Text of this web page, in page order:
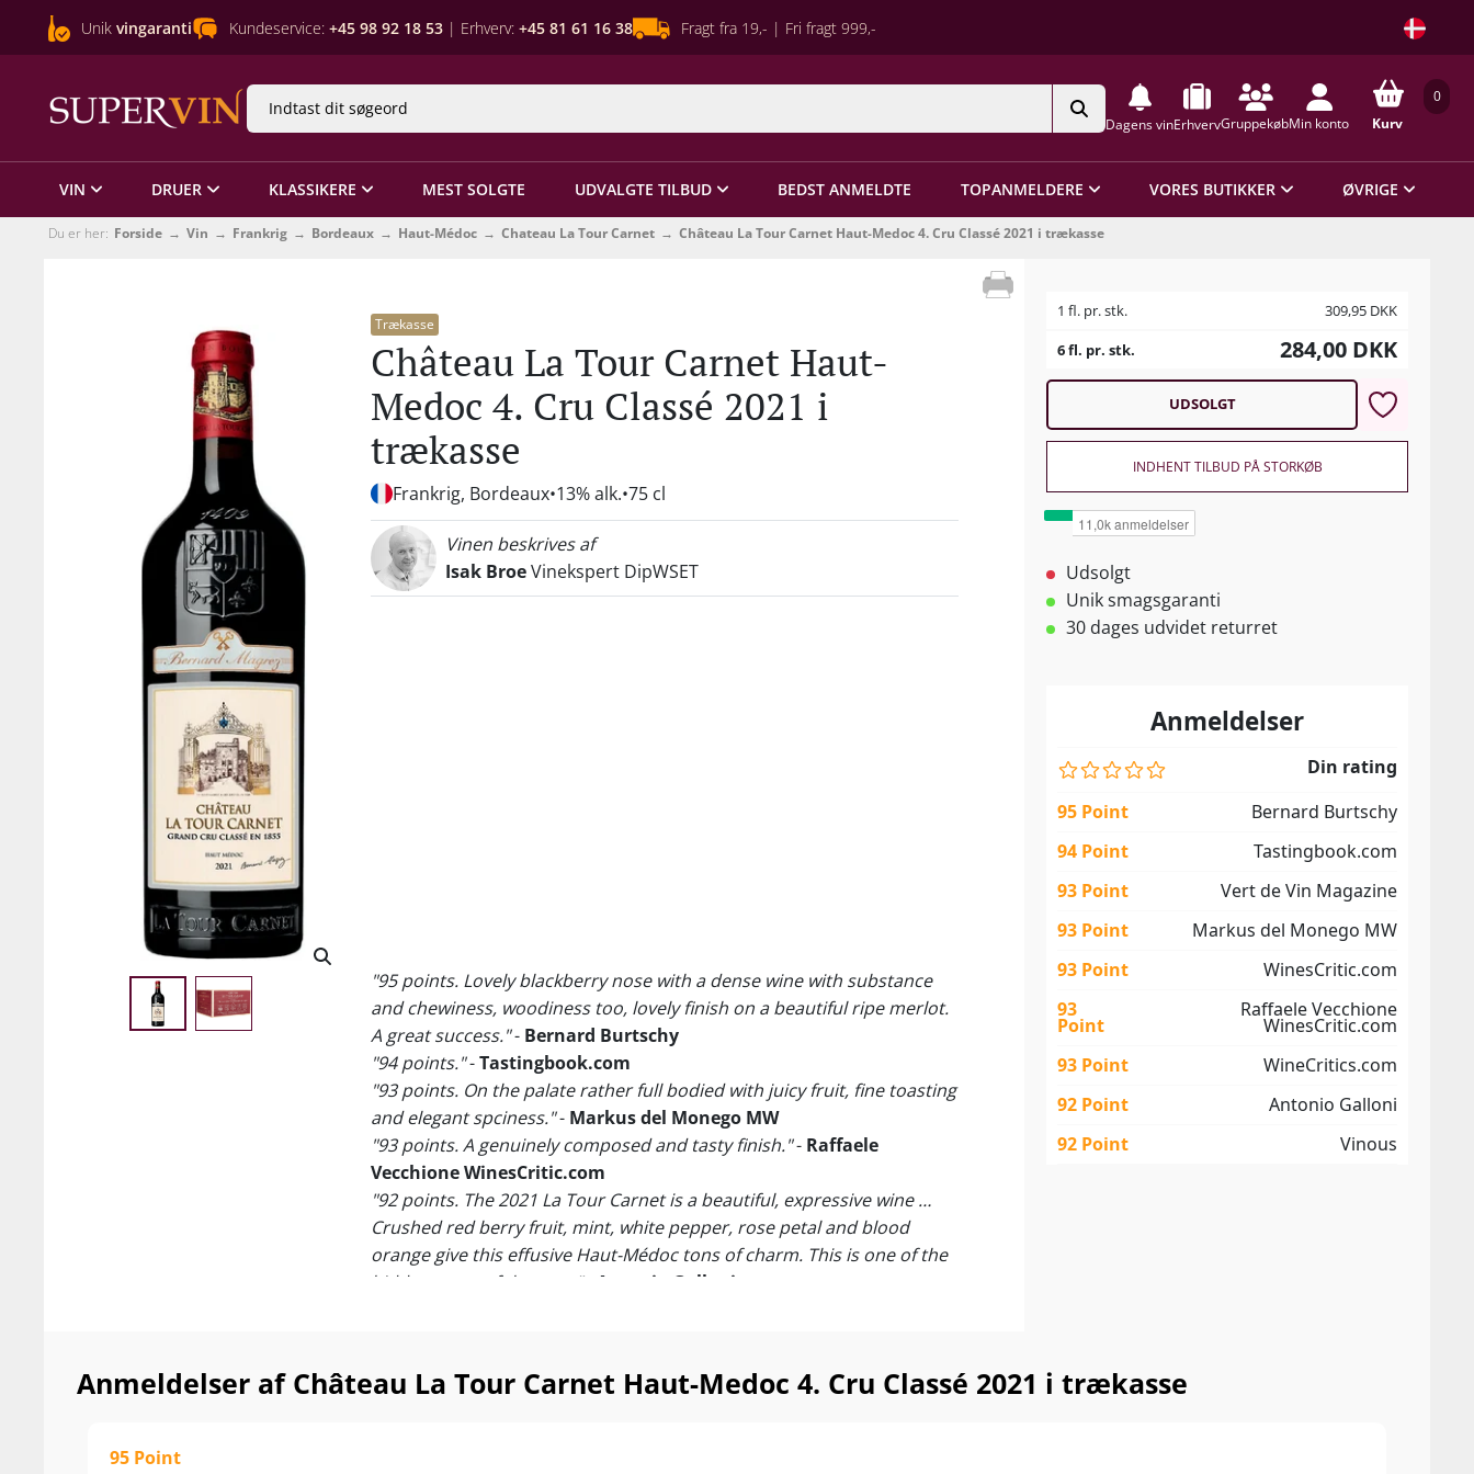
Unik vingaranti Kundeservice: +45 98 92 18 53 | Erhverv: +45 81 61 16 38 Fragt fra 19,- | Fri fragt 999,-
Dagens vinErhvervGruppekøbMin konto
0
Kurv
VIN DRUER KLASSIKERE MEST SOLGTE UDVALGTE TILBUD BEDST ANMELDTE TOPANMELDERE VORES BUTIKKER ØVRIGE
Du er her: Forside Vin Frankrig Bordeaux Haut-Médoc Chateau La Tour Carnet Château La Tour Carnet Haut-Medoc 4. Cru Classé 2021 i trækasse
Trækasse
Château La Tour Carnet Haut-
Medoc 4. Cru Classé 2021 i
trækasse
Frankrig, Bordeaux 13% alk. 75 cl
Vinen beskrives af
Isak BroeVinekspert DipWSET
"95 points. Lovely blackberry nose with a dense wine with substance
and chewiness, woodiness too, lovely finish on a beautiful ripe merlot.
A great success."- Bernard Burtschy
"94 points."-Tastingbook.com
"93 points. On the palate rather full bodied with juicy fruit, fine toasting
and elegant spciness."- Markus del Monego MW
"93 points. A genuinely composed and tasty finish."- Raffaele
Vecchione WinesCritic.com
"92 points. The 2021 La Tour Carnet is a beautiful, expressive wine …
Crushed red berry fruit, mint, white pepper, rose petal and blood
orange give this effusive Haut-Médoc tons of charm. This is one of the
hidden gems of the year."-
Antonio Galloni
La Tour Carnets topratings op til 95 point bør ikke undre, da terroiret
1 fl. pr. stk. 309,95 DKK
6 fl. pr. stk.
284,00 DKK
UDSOLGT
INDHENT TILBUD PÅ STORKØB
Udsolgt
Unik smagsgaranti
30 dages udvidet returret
Anmeldelser
Din rating
95 Point
Bernard Burtschy
94 Point
Tastingbook.com
93 Point
Vert de Vin Magazine
93 Point
Markus del Monego MW
93 Point
WinesCritic.com
93
Point
Raffaele Vecchione
WinesCritic.com
93 Point
WineCritics.com
92 Point
Antonio Galloni
92 Point
Vinous
Anmeldelser af Château La Tour Carnet Haut-Medoc 4. Cru Classé 2021 i trækasse
95 Point